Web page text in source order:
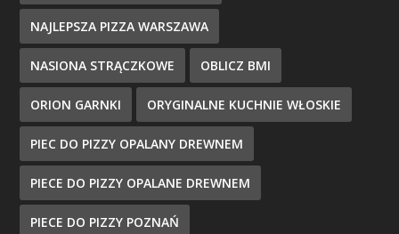
NAJLEPSZA PIZZA WARSZAWA
NASIONA STRĄCZKOWE OBLICZ BMI
ORION GARNKI ORYGINALNE KUCHNIE WŁOSKIE
PIEC DO PIZZY OPALANY DREWNEM
PIECE DO PIZZY OPALANE DREWNEM
PIECE DO PIZZY POZNAŃ